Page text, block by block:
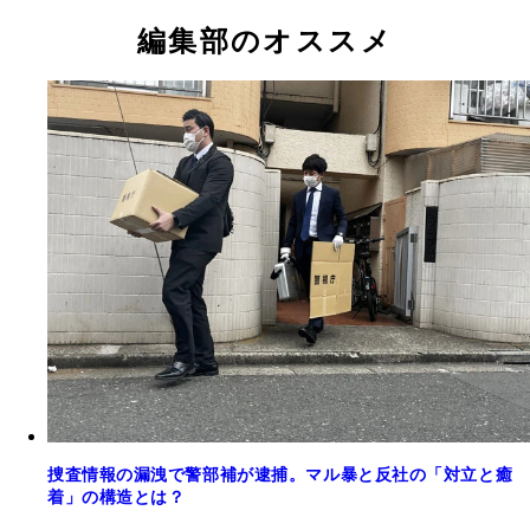
編集部のオススメ
捜査情報の漏洩で警部補が逮捕。マル暴と反社の「対立と癒
着」の構造とは？